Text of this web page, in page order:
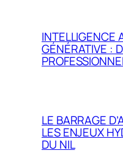
INTELLIGENCE
GÉNÉRATIVE :
LE BARRAGE
LES ENJEUX
DU NIL